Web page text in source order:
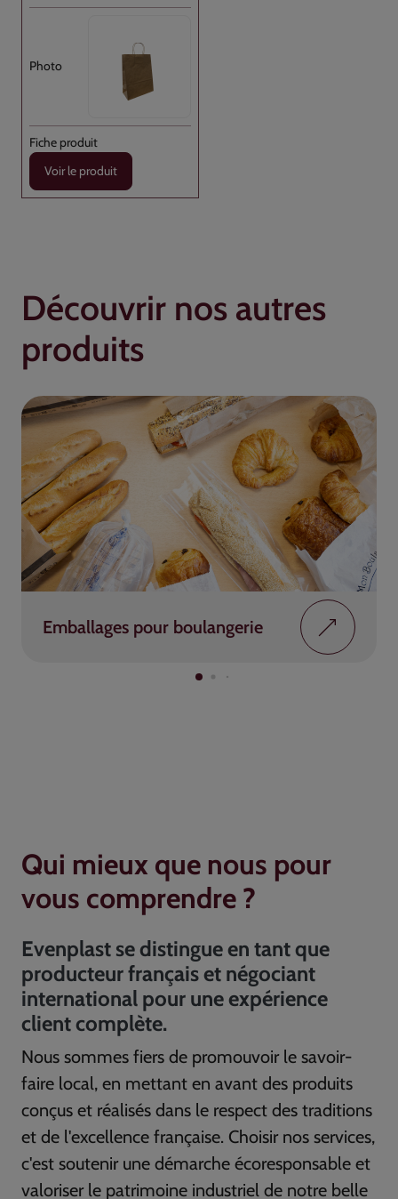
Voir le produit
Découvrir nos autres
produits
Emballages pour boulangerie
Qui mieux que nous pour
vous comprendre ?
Evenplast se distingue en tant que
producteur français et négociant
international pour une expérience
client complète.
Nous sommes fiers de promouvoir le savoir-
faire local, en mettant en avant des produits
conçus et réalisés dans le respect des traditions
et de l'excellence française. Choisir nos services,
c'est soutenir une démarche écoresponsable et
valoriser le patrimoine industriel de notre belle